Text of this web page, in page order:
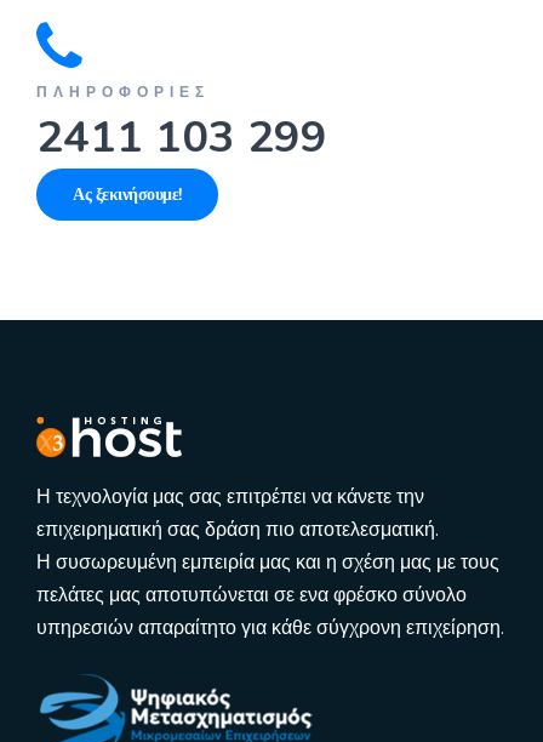
ΠΛΗΡΟΦΟΡΊΕΣ
2411 103 299
Ας ξεκινήσουμε!
Η τεχνολογία μας σας επιτρέπει να κάνετε την
επιχειρηματική σας δράση πιο αποτελεσματική.
Η συσωρευμένη εμπειρία μας και η σχέση μας με τους
πελάτες μας αποτυπώνεται σε ενα φρέσκο σύνολο
υπηρεσιών απαραίτητο για κάθε σύγχρονη επιχείρηση.